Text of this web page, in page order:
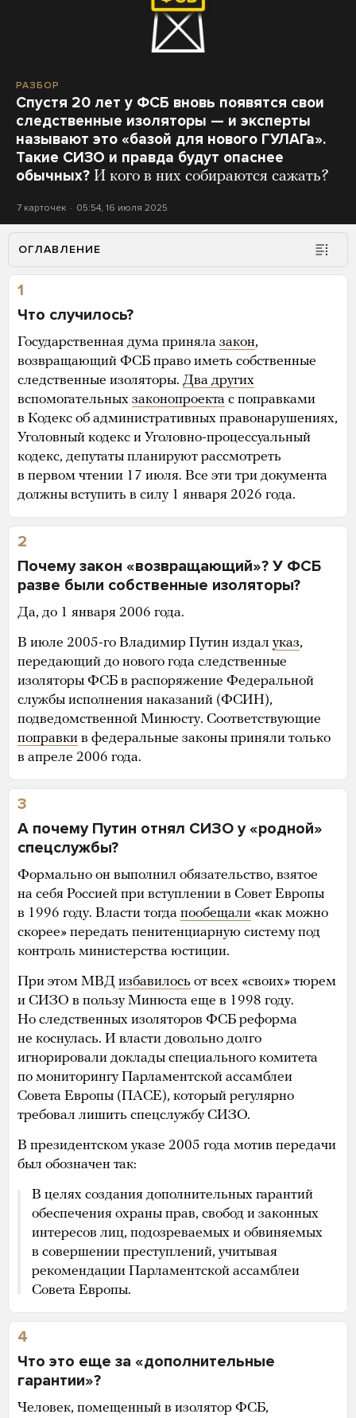
РАЗБОР
Спустя 20 лет у ФСБ вновь появятся свои
следственные изоляторы — и эксперты
называют это «базой для нового ГУЛАГа».
Такие СИЗО и правда будут опаснее
обычных? И кого в них собираются сажать?
7 карточек 05:54, 16 июля 2025
ОГЛАВЛЕНИЕ
1
Что случилось?
Государственная дума приняла закон,
возвращающий ФСБ право иметь собственные
следственные изоляторы. Два других
вспомогательных законопроекта с поправками
в Кодекс об административных правонарушениях,
Уголовный кодекс и Уголовно-процессуальный
кодекс, депутаты планируют рассмотреть
в первом чтении 17 июля. Все эти три документа
должны вступить в силу 1 января 2026 года.
2
Почему закон «возвращающий»? У ФСБ
разве были собственные изоляторы?
Да, до 1 января 2006 года.
В июле 2005-го Владимир Путин издал указ,
передающий до нового года следственные
изоляторы ФСБ в распоряжение Федеральной
службы исполнения наказаний (ФСИН),
подведомственной Минюсту. Соответствующие
поправки в федеральные законы приняли только
в апреле 2006 года.
3
А почему Путин отнял СИЗО у «родной»
спецслужбы?
Формально он выполнил обязательство, взятое
на себя Россией при вступлении в Совет Европы
в 1996 году. Власти тогда пообещали «как можно
скорее» передать пенитенциарную систему под
контроль министерства юстиции.
При этом МВД избавилось от всех «своих» тюрем
и СИЗО в пользу Минюста еще в 1998 году.
Но следственных изоляторов ФСБ реформа
не коснулась. И власти довольно долго
игнорировали доклады специального комитета
по мониторингу Парламентской ассамблеи
Совета Европы (ПАСЕ), который регулярно
требовал лишить спецслужбу СИЗО.
В президентском указе 2005 года мотив передачи
был обозначен так:
В целях создания дополнительных гарантий
обеспечения охраны прав, свобод и законных
интересов лиц, подозреваемых и обвиняемых
в совершении преступлений, учитывая
рекомендации Парламентской ассамблеи
Совета Европы.
4
Что это еще за «дополнительные
гарантии»?
Человек, помещенный в изолятор ФСБ,